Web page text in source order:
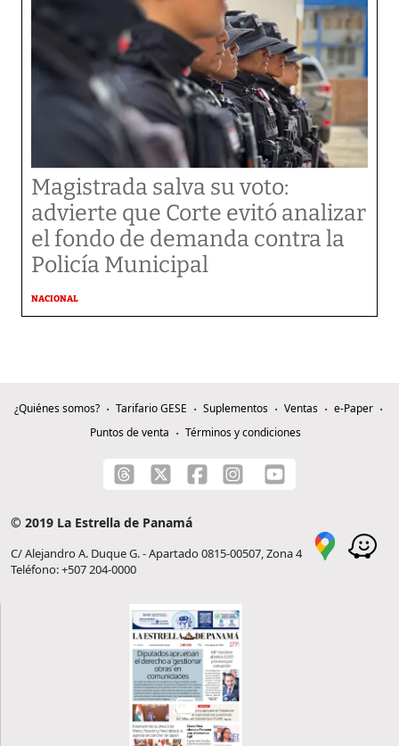
Magistrada salva su voto:
advierte que Corte evitó analizar
el fondo de demanda contra la
Policía Municipal
NACIONAL
¿Quiénes somos? Tarifario GESE Suplementos Ventas
e-Paper
Puntos de venta
Términos y condiciones
© 2019 La Estrella de Panamá
C/ Alejandro A. Duque G. - Apartado 0815-00507, Zona 4
Teléfono: +507 204-0000